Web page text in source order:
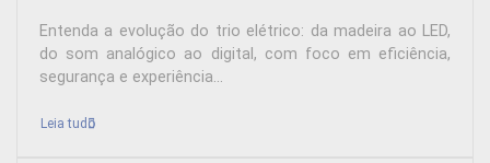
Entenda a evolução do trio elétrico: da madeira ao LED,
do som analógico ao digital, com foco em eficiência,
segurança e experiência...
Leia tudo